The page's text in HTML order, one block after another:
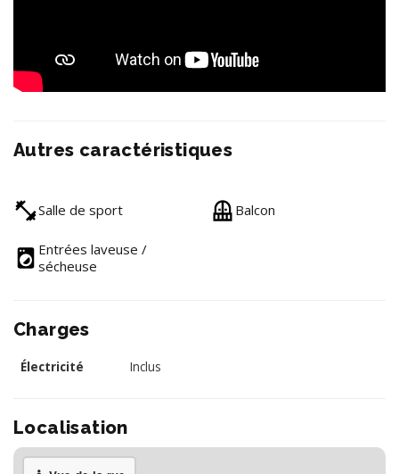
Autres caractéristiques
Salle de sport Balcon
Entrées laveuse /
sécheuse
Charges
Électricité Inclus
Localisation